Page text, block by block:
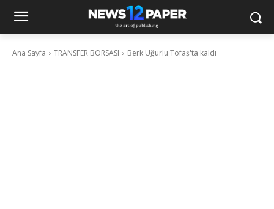
Ana Sayfa TRANSFER BORSASI Berk Uğurlu Tofaş'ta kaldı